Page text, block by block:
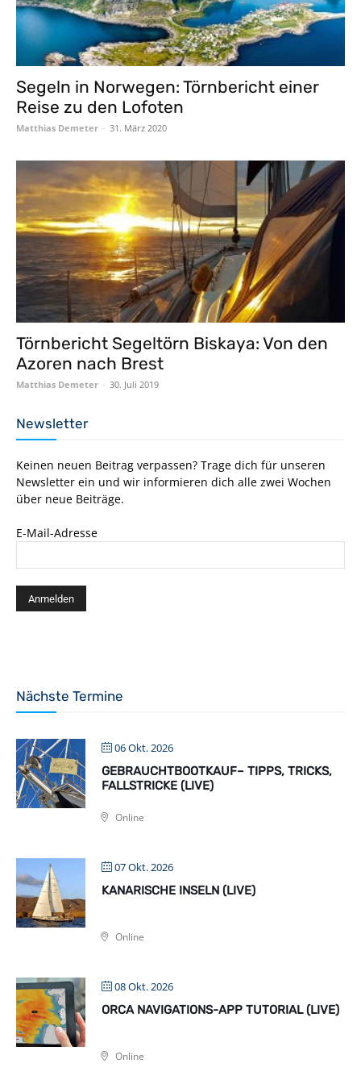
Segeln in Norwegen: Törnbericht einer
Reise zu den Lofoten
Matthias Demeter - 31. März 2020
Törnbericht Segeltörn Biskaya: Von den
Azoren nach Brest
Matthias Demeter - 30. Juli 2019
Newsletter
Keinen neuen Beitrag verpassen? Trage dich für unseren
Newsletter ein und wir informieren dich alle zwei Wochen
über neue Beiträge.
E-Mail-Adresse
Nächste Termine
06 Okt. 2026
GEBRAUCHTBOOTKAUF– TIPPS, TRICKS,
FALLSTRICKE (LIVE)
Online
07 Okt. 2026
KANARISCHE INSELN (LIVE)
Online
08 Okt. 2026
ORCA NAVIGATIONS-APP TUTORIAL (LIVE)
Online